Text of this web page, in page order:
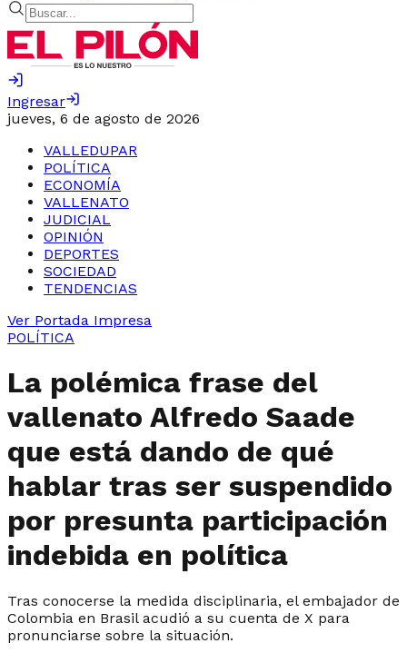
Ingresar
jueves, 6 de agosto de 2026
VALLEDUPAR
POLÍTICA
ECONOMÍA
VALLENATO
JUDICIAL
OPINIÓN
DEPORTES
SOCIEDAD
TENDENCIAS
Ver Portada Impresa
POLÍTICA
La polémica frase del
vallenato Alfredo Saade
que está dando de qué
hablar tras ser suspendido
por presunta participación
indebida en política
Tras conocerse la medida disciplinaria, el embajador de
Colombia en Brasil acudió a su cuenta de X para
pronunciarse sobre la situación.